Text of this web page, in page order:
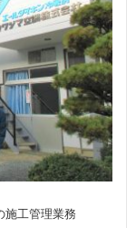
施工管理業務